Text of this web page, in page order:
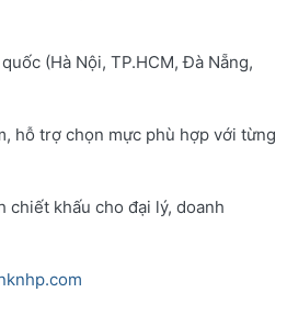
(Hà Nội, TP.HCM, Đà Nẵng,
hỗ trợ chọn mực phù hợp với từng
chiết khấu cho đại lý, doanh